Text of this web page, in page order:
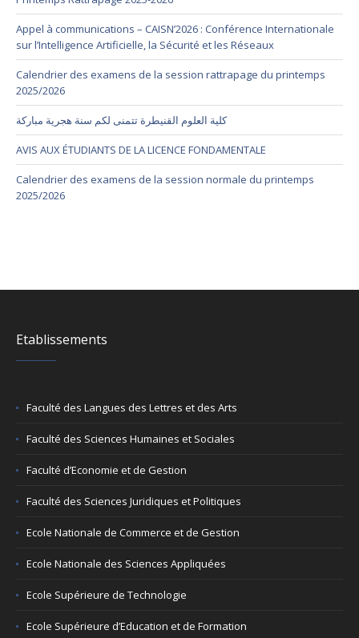
Appel à communications – CAISN’2026 : Conférence Internationale
sur l’Intelligence Artificielle, la Sécurité et les Réseaux
Calendrier des examens de la session rattrapage du printemps
2025/2026
كلية العلوم القنيطرة تتمنى لكم سنة هجرية مباركة
AVIS AUX ÉTUDIANTS DE LA LICENCE FONDAMENTALE
Calendrier des examens de la session normale du printemps
2025/2026
Etablissements
Faculté des Langues des Lettres et des Arts
Faculté des Sciences Humaines et Sociales
Faculté d’Economie et de Gestion
Faculté des Sciences Juridiques et Politiques
Ecole Nationale de Commerce et de Gestion
Ecole Nationale des Sciences Appliquées
Ecole Supérieure de Technologie
Ecole Supérieure d’Education et de Formation